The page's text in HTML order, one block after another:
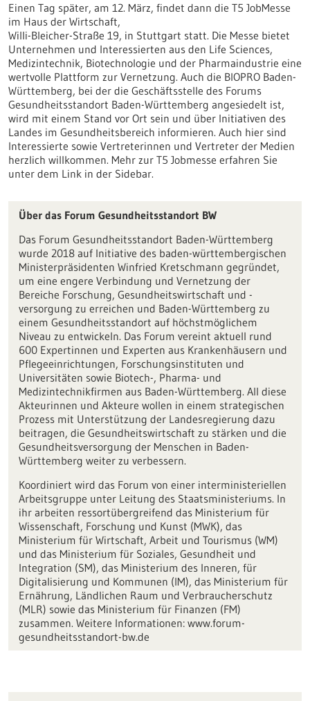
Einen Tag später, am 12. März, findet dann die T5 JobMesse
im Haus der Wirtschaft,
Willi-Bleicher-Straße 19, in Stuttgart statt. Die Messe bietet
Unternehmen und Interessierten aus den Life Sciences,
Medizintechnik, Biotechnologie und der Pharmaindustrie eine
wertvolle Plattform zur Vernetzung. Auch die BIOPRO Baden-
Württemberg, bei der die Geschäftsstelle des Forums
Gesundheitsstandort Baden-Württemberg angesiedelt ist,
wird mit einem Stand vor Ort sein und über Initiativen des
Landes im Gesundheitsbereich informieren. Auch hier sind
Interessierte sowie Vertreterinnen und Vertreter der Medien
herzlich willkommen. Mehr zur T5 Jobmesse erfahren Sie
unter dem Link in der Sidebar.
Über das Forum Gesundheitsstandort BW
Das Forum Gesundheitsstandort Baden-Württemberg
wurde 2018 auf Initiative des baden-württembergischen
Ministerpräsidenten Winfried Kretschmann gegründet,
um eine engere Verbindung und Vernetzung der
Bereiche Forschung, Gesundheitswirtschaft und -
versorgung zu erreichen und Baden-Württemberg zu
einem Gesundheitsstandort auf höchstmöglichem
Niveau zu entwickeln. Das Forum vereint aktuell rund
600 Expertinnen und Experten aus Krankenhäusern und
Pflegeeinrichtungen, Forschungsinstituten und
Universitäten sowie Biotech-, Pharma- und
Medizintechnikfirmen aus Baden-Württemberg. All diese
Akteurinnen und Akteure wollen in einem strategischen
Prozess mit Unterstützung der Landesregierung dazu
beitragen, die Gesundheitswirtschaft zu stärken und die
Gesundheitsversorgung der Menschen in Baden-
Württemberg weiter zu verbessern.
Koordiniert wird das Forum von einer interministeriellen
Arbeitsgruppe unter Leitung des Staatsministeriums. In
ihr arbeiten ressortübergreifend das Ministerium für
Wissenschaft, Forschung und Kunst (MWK), das
Ministerium für Wirtschaft, Arbeit und Tourismus (WM)
und das Ministerium für Soziales, Gesundheit und
Integration (SM), das Ministerium des Inneren, für
Digitalisierung und Kommunen (IM), das Ministerium für
Ernährung, Ländlichen Raum und Verbraucherschutz
(MLR) sowie das Ministerium für Finanzen (FM)
zusammen. Weitere Informationen: www.forum-
gesundheitsstandort-bw.de